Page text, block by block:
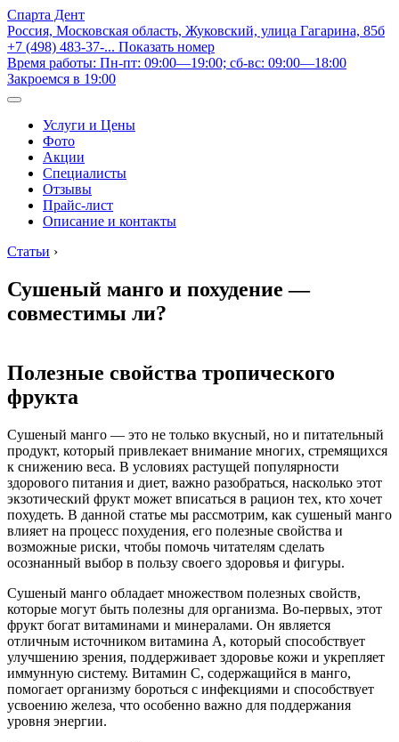
Спарта Дент
Россия, Московская область, Жуковский, улица Гагарина, 85б
+7 (498) 483-37-... Показать номер
Время работы: Пн-пт: 09:00—19:00; сб-вс: 09:00—18:00
Закроемся в 19:00
Услуги и Цены
Фото
Акции
Специалисты
Отзывы
Прайс-лист
Описание и контакты
Статьи ›
Сушеный манго и похудение —
совместимы ли?
Полезные свойства тропического
фрукта
Сушеный манго — это не только вкусный, но и питательный
продукт, который привлекает внимание многих, стремящихся
к снижению веса. В условиях растущей популярности
здорового питания и диет, важно разобраться, насколько этот
экзотический фрукт может вписаться в рацион тех, кто хочет
похудеть. В данной статье мы рассмотрим, как сушеный манго
влияет на процесс похудения, его полезные свойства и
возможные риски, чтобы помочь читателям сделать
осознанный выбор в пользу своего здоровья и фигуры.
Сушеный манго обладает множеством полезных свойств,
которые могут быть полезны для организма. Во-первых, этот
фрукт богат витаминами и минералами. Он является
отличным источником витамина A, который способствует
улучшению зрения, поддерживает здоровье кожи и укрепляет
иммунную систему. Витамин C, содержащийся в манго,
помогает организму бороться с инфекциями и способствует
усвоению железа, что особенно важно для поддержания
уровня энергии.